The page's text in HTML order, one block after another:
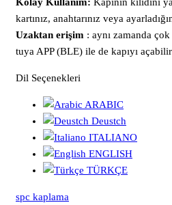
kartınız, anahtarınız veya
Uzaktan erişim : aynı zamanda çok
tuya APP (BLE) ile de kapıyı
Dil Seçenekleri
ARABIC
Deustch
ITALIANO
ENGLISH
TÜRKÇE
spc kaplama